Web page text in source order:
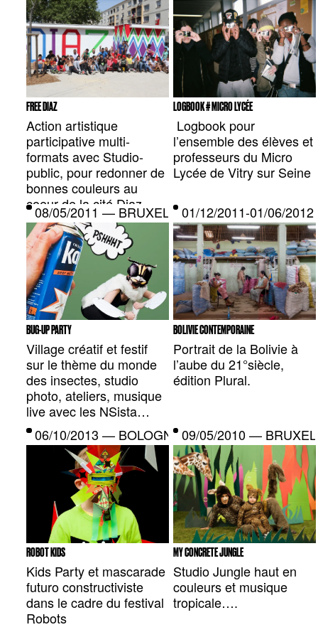
FREE DIAZ
Action artistique
participative multi-
formats avec Studio-
public, pour redonner de
bonnes couleurs au
coeur de la cité Diaz.
Construction de
mobiliers, fresques,
studio photo,
interventions
photo/graphiques grand
format, fiestas,
exposition…
LOGBOOK # MICRO LYCÉE
Logbook pour
l’ensemble des élèves et
professeurs du Micro
Lycée de Vitry sur Seine
08/05/2011 — BRUXELLES, BE
BUG-UP PARTY
Village créatif et festif
sur le thème du monde
des insectes, studio
photo, ateliers, musique
live avec les NSista…
01/12/2011-01/06/
BOLIVIE CONTEMPORAINE
Portrait de la Bolivie à
l’aube du 21°siècle,
édition Plural.
06/10/2013 — BOLOGNE, IT
ROBOT KIDS
Kids Party et mascarade
futuro constructiviste
dans le cadre du festival
Robots
09/05/2010 —
MY CONCRETE JUNGLE
Studio Jungle haut en
couleurs et musique
tropicale….